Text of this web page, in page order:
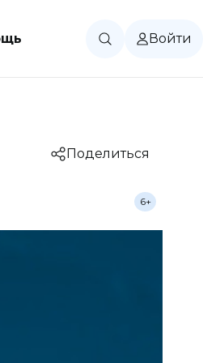
Войти
Поделиться
6+